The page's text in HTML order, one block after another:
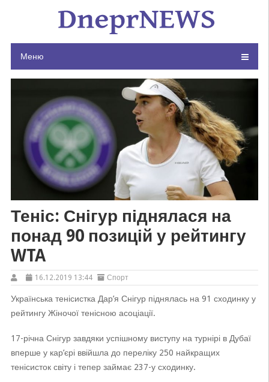
Меню
Теніс: Снігур піднялася на
понад 90 позицій у рейтингу
WTA
16.12.2019 13:44 Спорт
Українська тенісистка Дар’я Снігур піднялась на 91 сходинку у
рейтингу Жіночої тенісною асоціації.
17-річна Снігур завдяки успішному виступу на турнірі в Дубаї
вперше у кар’єрі ввійшла до переліку 250 найкращих
тенісисток світу і тепер займає 237-у сходинку.